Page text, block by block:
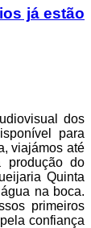
já estão
dos
para
viajámos até
produção do
Quinta
na boca.
primeiros
confiança